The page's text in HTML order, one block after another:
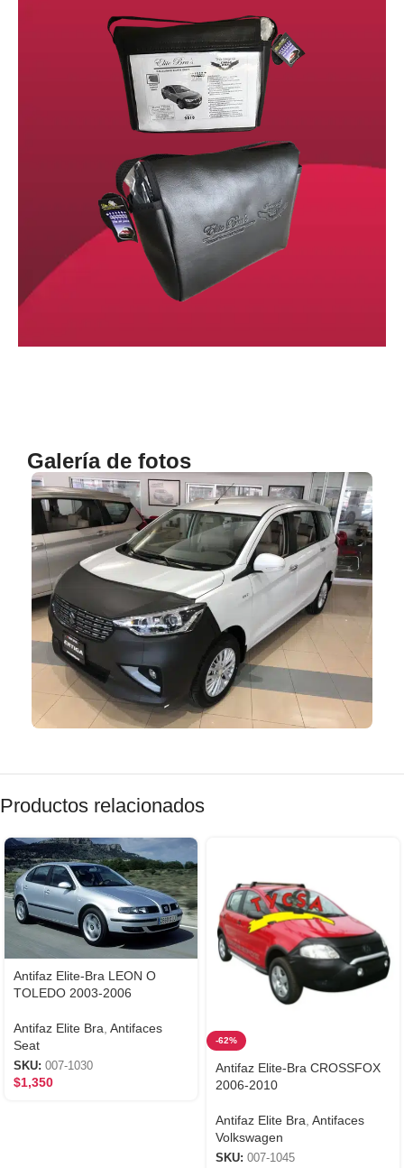
Galería de fotos
Productos relacionados
Antifaz Elite-Bra LEON O
TOLEDO 2003-2006
Antifaz Elite Bra Antifaces
Seat
SKU: 007-1030
$1,350
-62%
Antifaz Elite-Bra CROSSFOX
2006-2010
Antifaz Elite Bra Antifaces
Volkswagen
SKU: 007-1045